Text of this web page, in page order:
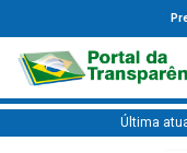
Última